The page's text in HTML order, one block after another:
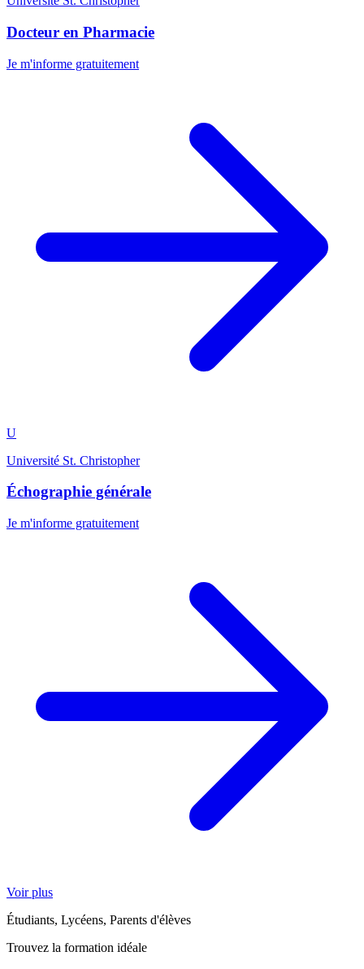
Docteur en Pharmacie
Je m'informe gratuitement
U
Université St. Christopher
Échographie générale
Je m'informe gratuitement
Voir plus
Étudiants, Lycéens, Parents d'élèves
Trouvez la formation idéale